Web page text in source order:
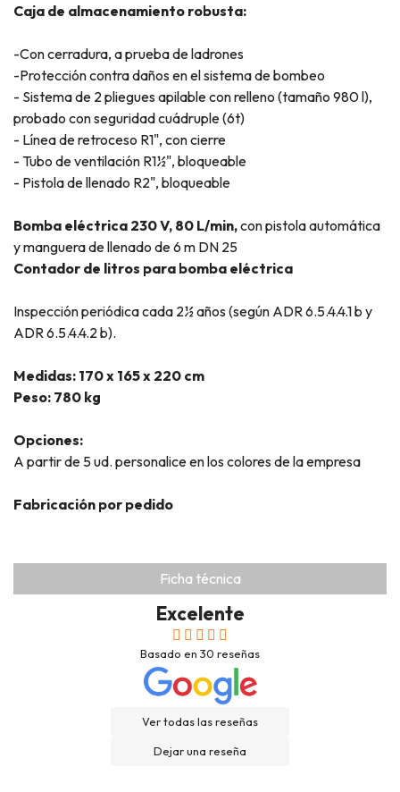
Ficha técnica
Caja de almacenamiento robusta:
-Con cerradura, a prueba de ladrones
-Protección contra daños en el sistema de bombeo
- Sistema de 2 pliegues apilable con relleno (tamaño 980 l),
probado con seguridad cuádruple (6t)
- Línea de retroceso R1", con cierre
- Tubo de ventilación R1½", bloqueable
- Pistola de llenado R2", bloqueable
Bomba eléctrica 230 V, 80 L/min,con pistola automática
y manguera de llenado de 6 m DN 25
Contador de litros para bomba eléctrica
Inspección periódica cada 2½ años (según ADR 6.5.4.4.1 b y
ADR 6.5.4.4.2 b).
Medidas: 170 x 165 x 220 cm
Peso: 780 kg
Opciones:
A partir de 5 ud. personalice en los colores de la empresa
Fabricación por pedido
Excelente
Basado en 30 reseñas
Ver todas las reseñas
Dejar una reseña